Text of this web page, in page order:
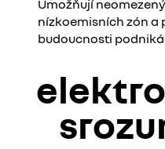
Umožňují
nízkoemisních zón a
budoucnosti